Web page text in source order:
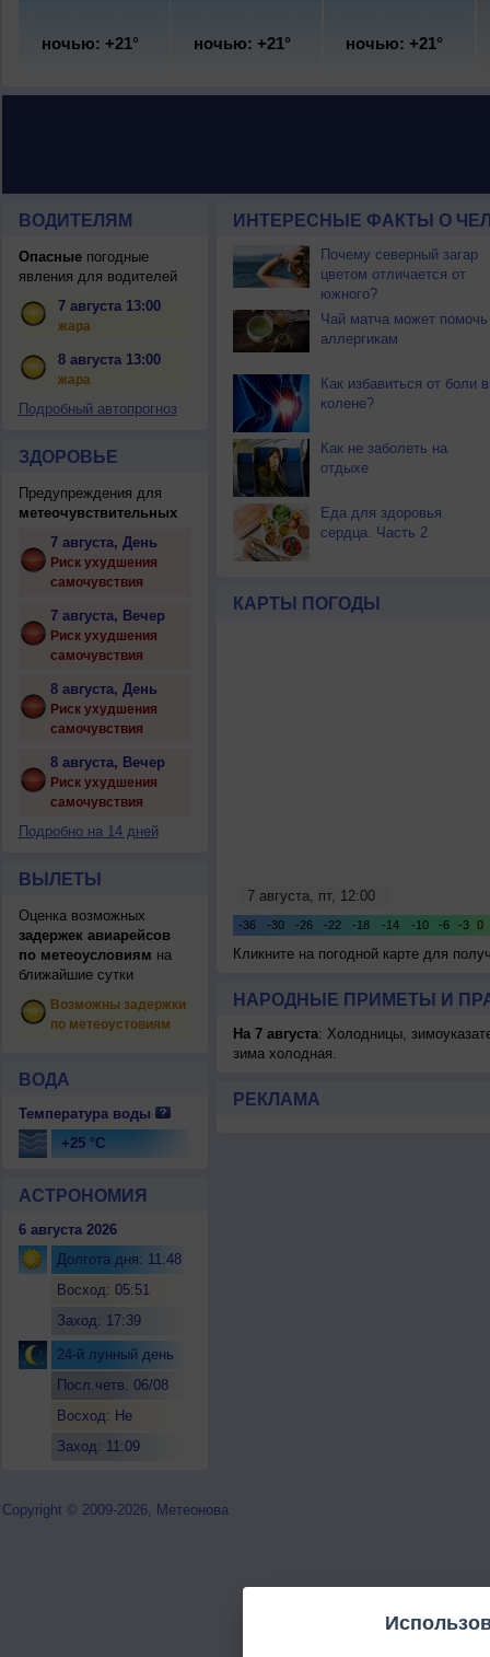
ночью: +21° ночью: +21° ночью: +21°
ВОДИТЕЛЯМ
Опасныепогодные
явления для водителей
7 августа 13:00
жара
8 августа 13:00
жара
Подробный автопрогноз
ЗДОРОВЬЕ
Предупреждения для
метеочувствительных
7 августа, День
Риск ухудшения
самочувствия
7 августа, Вечер
Риск ухудшения
самочувствия
8 августа, День
Риск ухудшения
самочувствия
8 августа, Вечер
Риск ухудшения
самочувствия
Подробно на 14 дней
ВЫЛЕТЫ
Оценка возможных
задержек авиарейсов
по метеоусловиям на
ближайшие сутки
Возможны задержки
по метеоустовиям
ВОДА
Температура воды
+25 °C
АСТРОНОМИЯ
6 августа 2026
Долгота дня: 11:48
Восход: 05:51
Заход: 17:39
24-й лунный день
Посл.четв. 06/08
Восход: Не
Заход: 11:09
ИНТЕРЕСНЫЕ ФАКТЫ О
Почему северный загар
цветом отличается от
южного?
Чай матча может помочь
аллергикам
Как избавиться от боли в
колене?
Как не заболеть на
отдыхе
Еда для здоровья
сердца. Часть 2
КАРТЫ ПОГОДЫ
Кликните на погодной карте для
НАРОДНЫЕ ПРИМЕТЫ И
На 7 августа: Холодницы,
зима холодная.
РЕКЛАМА
Copyright © 2009-2026, Метеонова